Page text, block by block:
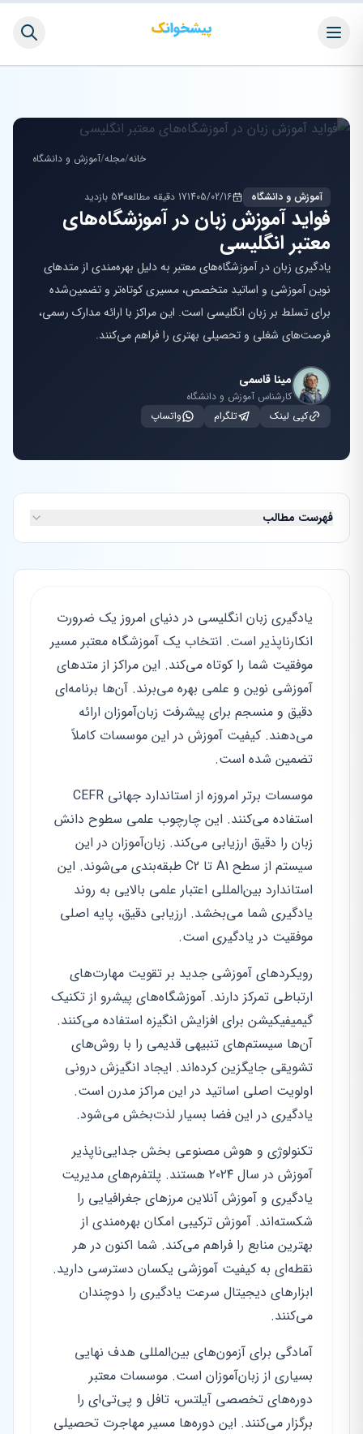
خانه/مجله/آموزش و دانشگاه
آموزش و دانشگاه 1405/02/1617 دقیقه مطالعه 53 بازدید
فواید آموزش زبان در آموزشگاه‌های
معتبر انگلیسی
یادگیری زبان در آموزشگاه‌های معتبر به دلیل بهره‌مندی از متدهای
نوین آموزشی و اساتید متخصص، مسیری کوتاه‌تر و تضمین‌شده
برای تسلط بر زبان انگلیسی است. این مراکز با ارائه مدارک رسمی،
فرصت‌های شغلی و تحصیلی بهتری را فراهم می‌کنند.
مینا قاسمی
کارشناس آموزش و دانشگاه
کپی لینک
تلگرام واتساپ
فهرست مطالب
یادگیری زبان انگلیسی در دنیای امروز یک ضرورت
انکارناپذیر است. انتخاب یک آموزشگاه معتبر مسیر
موفقیت شما را کوتاه می‌کند. این مراکز از متدهای
آموزشی نوین و علمی بهره می‌برند. آن‌ها برنامه‌ای
دقیق و منسجم برای پیشرفت زبان‌آموزان ارائه
می‌دهند. کیفیت آموزش در این موسسات کاملاً
تضمین شده است.
موسسات برتر امروزه از استاندارد جهانی CEFR
استفاده می‌کنند. این چارچوب علمی سطوح دانش
زبان را دقیق ارزیابی می‌کند. زبان‌آموزان در این
سیستم از سطح A1 تا C2 طبقه‌بندی می‌شوند. این
استاندارد بین‌المللی اعتبار علمی بالایی به روند
یادگیری شما می‌بخشد. ارزیابی دقیق، پایه اصلی
موفقیت در یادگیری است.
رویکردهای آموزشی جدید بر تقویت مهارت‌های
ارتباطی تمرکز دارند. آموزشگاه‌های پیشرو از تکنیک
گیمیفیکیشن برای افزایش انگیزه استفاده می‌کنند.
آن‌ها سیستم‌های تنبیهی قدیمی را با روش‌های
تشویقی جایگزین کرده‌اند. ایجاد انگیزش درونی
اولویت اصلی اساتید در این مراکز مدرن است.
یادگیری در این فضا بسیار لذت‌بخش می‌شود.
تکنولوژی و هوش مصنوعی بخش جدایی‌ناپذیر
آموزش در سال ۲۰۲۴ هستند. پلتفرم‌های مدیریت
یادگیری و آموزش آنلاین مرزهای جغرافیایی را
شکسته‌اند. آموزش ترکیبی امکان بهره‌مندی از
بهترین منابع را فراهم می‌کند. شما اکنون در هر
نقطه‌ای به کیفیت آموزشی یکسان دسترسی دارید.
ابزارهای دیجیتال سرعت یادگیری را دوچندان
می‌کنند.
آمادگی برای آزمون‌های بین‌المللی هدف نهایی
بسیاری از زبان‌آموزان است. موسسات معتبر
دوره‌های تخصصی آیلتس، تافل و پی‌تی‌ای را
برگزار می‌کنند. این دوره‌ها مسیر مهاجرت تحصیلی